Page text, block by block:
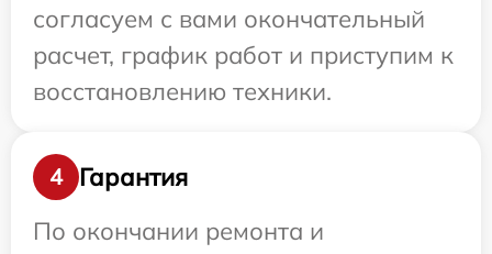
согласуем с вами окончательный
расчет, график работ и приступим к
восстановлению техники.
4
Гарантия
По окончании ремонта и